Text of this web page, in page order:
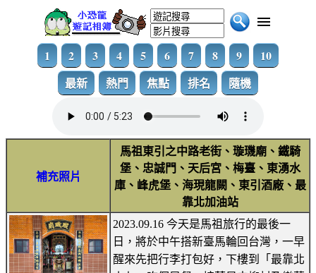
1 2 3 4 5 6 7 8 9
10
最新
熱門 焦點 排名 隨機
補充照片
馬祖東引之中路老街、璇璣廟、鐵騎
堡、忠誠門、天后宮、梅臺、東湧水
庫、峰虎堡、海現龍闕、東引酒廠、最
靠北加油站
2023.09.16 今天是馬祖旅行的最後一
日，將於中午搭新臺馬輪回台灣，一早
醒來先把行李打包好，下樓到「最靠北